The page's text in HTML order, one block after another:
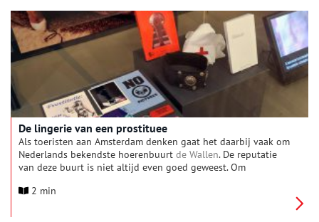
De lingerie van een prostituee
Als toeristen aan Amsterdam denken gaat het daarbij vaak om
Nederlands bekendste hoerenbuurt de Wallen. De reputatie
van deze buurt is niet altijd even goed geweest. Om
gemeente Amsterdam in 2010 het plan opgevat in een aantal
2 min